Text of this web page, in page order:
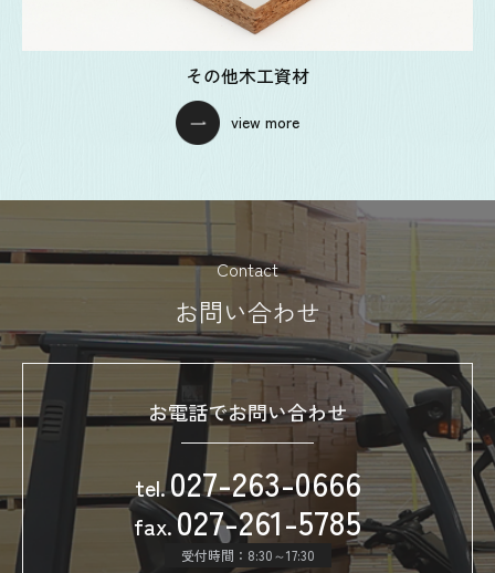
その他木工資材
view more
Contact
お問い合わせ
お電話でお問い合わせ
tel.027-263-0666
fax.027-261-5785
受付時間：8:30～17:30